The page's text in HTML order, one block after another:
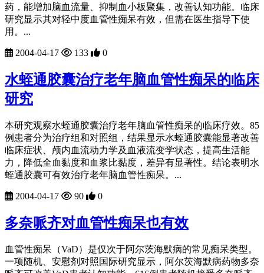
药，能增加脑血流量、抑制血小板聚集，改善认知功能。临床
研究显示其对轻中度血管性痴呆有效，但需在医生指导下使
用。...
2004-04-17 133 0
水蛭通胶囊治疗老年脑血管性痴呆的临床
研究
本研究观察水蛭通胶囊治疗老年脑血管性痴呆的临床疗效。85
例患者分为治疗组和对照组，结果显示水蛭通胶囊能显著改善
临床症状、颅内血流动力学及血液流变学状态，提高生活能
力，降低全血黏度和血浆比黏度，差异有显著性。结论表明水
蛭通胶囊可有效治疗老年脑血管性痴呆。...
2004-04-17 90 0
多奈哌齐对血管性痴呆也有效
血管性痴呆（VaD）是仅次于阿尔茨海默病的常见痴呆类型。
一项随机、安慰剂对照国际研究显示，阿尔茨海默病药物多奈